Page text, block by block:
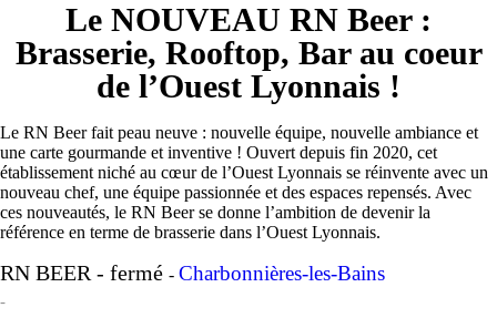
Le NOUVEAU RN Beer :
Brasserie, Rooftop, Bar au coeur
de l’Ouest Lyonnais !
Le RN Beer fait peau neuve : nouvelle équipe, nouvelle ambiance et
une carte gourmande et inventive ! Ouvert depuis fin 2020, cet
établissement niché au cœur de l’Ouest Lyonnais se réinvente avec un
nouveau chef, une équipe passionnée et des espaces repensés. Avec
ces nouveautés, le RN Beer se donne l’ambition de devenir la
référence en terme de brasserie dans l’Ouest Lyonnais.
RN BEER - fermé - Charbonnières-les-Bains
-